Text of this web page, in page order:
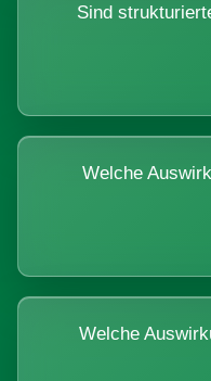
Sind
Welche
Welche